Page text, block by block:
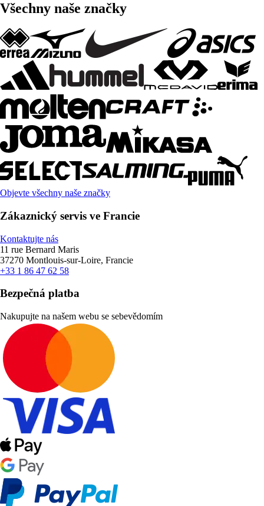
Všechny naše značky
Objevte všechny naše značky
Zákaznický servis ve Francie
Kontaktujte nás
11 rue Bernard Maris
37270 Montlouis-sur-Loire, Francie
+33 1 86 47 62 58
Bezpečná platba
Nakupujte na našem webu se sebevědomím